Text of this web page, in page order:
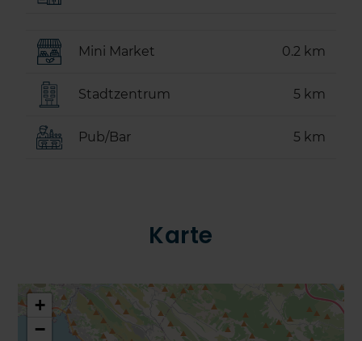
Mini Market 0.2 km
Stadtzentrum 5 km
Pub/Bar 5 km
Karte
+
−